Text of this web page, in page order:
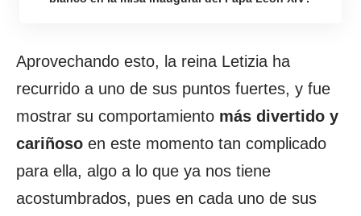
Aprovechando esto, la reina Letizia ha
recurrido a uno de sus puntos fuertes, y fue
mostrar su comportamiento más divertido y
cariñoso en este momento tan complicado
para ella, algo a lo que ya nos tiene
acostumbrados, pues en cada uno de sus